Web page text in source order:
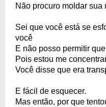
Não procuro moldar sua
Sei que você está se
você
E não posso permitir
Pois estou me
Você disse que era
E fácil de esquecer.
Mas então, por que